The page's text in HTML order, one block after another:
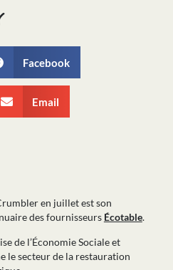
Facebook
Email
en juillet est son
des fournisseurs Écotable.
de l’Économie Sociale et
le secteur de la restauration